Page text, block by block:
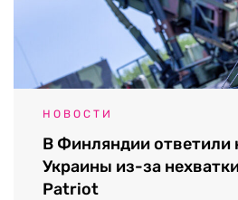
НОВОСТИ
В Финляндии ответили
Украины из-за
Patriot